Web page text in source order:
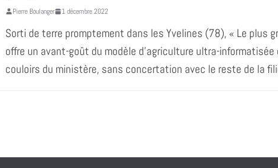
Pierre Boulanger 1 décembre 2022
Sorti de terre promptement dans les Yvelines (78), « Le plus
offre un avant-goût du modèle d’agriculture ultra-
couloirs du ministère, sans concertation avec le reste de la